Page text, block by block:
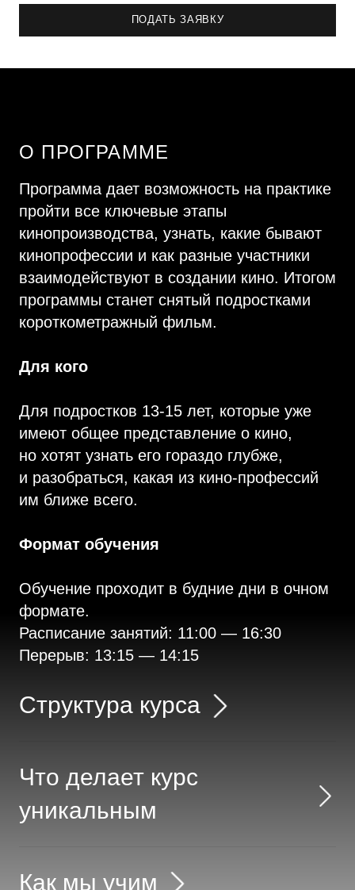
ПОДАТЬ ЗАЯВКУ
О ПРОГРАММЕ
Программа дает возможность на практике
пройти все ключевые этапы
кинопроизводства, узнать, какие бывают
кинопрофессии и как разные участники
взаимодействуют в создании кино. Итогом
программы станет снятый подростками
короткометражный фильм.
Для кого
Для подростков 13-15 лет, которые уже
имеют общее представление о кино,
но хотят узнать его гораздо глубже,
и разобраться, какая из кино-профессий
им ближе всего.
Формат обучения
Обучение проходит в будние дни в очном
формате.
Расписание занятий: 11:00 — 16:30
Перерыв: 13:15 — 14:15
Структура курса
Что делает курс
уникальным
Как мы учим